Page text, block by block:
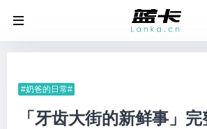
#奶爸的日常#
「牙齿大街的新鲜事」